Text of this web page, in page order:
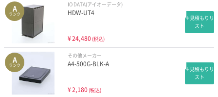
A
ランク
IO DATA(アイオーデータ)
HDW-UT4
¥24,480 (税込)
＋見積もりリ
スト
A
ランク
その他メーカー
A4-500G-BLK-A
¥2,180 (税込)
＋見積もりリ
スト